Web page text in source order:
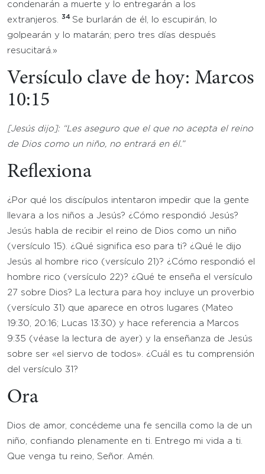
condenarán a muerte y lo entregarán a los
extranjeros.
34 Se burlarán de él, lo escupirán, lo
golpearán y lo matarán; pero tres días después
resucitará.»
Versículo clave de hoy: Marcos
10:15
[Jesús dijo]: “Les aseguro que el que no acepta el reino
de Dios como un niño, no entrará en él.”
Reflexiona
¿Por qué los discípulos intentaron impedir que la gente
llevara a los niños a Jesús? ¿Cómo respondió Jesús?
Jesús habla de recibir el reino de Dios como un niño
(versículo 15). ¿Qué significa eso para ti? ¿Qué le dijo
Jesús al hombre rico (versículo 21)? ¿Cómo respondió el
hombre rico (versículo 22)? ¿Qué te enseña el versículo
27 sobre Dios? La lectura para hoy incluye un proverbio
(versículo 31) que aparece en otros lugares (Mateo
19:30, 20:16; Lucas 13:30) y hace referencia a Marcos
9:35 (véase la lectura de ayer) y la enseñanza de Jesús
sobre ser «el siervo de todos». ¿Cuál es tu comprensión
del versículo 31?
Ora
Dios de amor, concédeme una fe sencilla como la de un
niño, confiando plenamente en ti. Entrego mi vida a ti.
Que venga tu reino, Señor. Amén.